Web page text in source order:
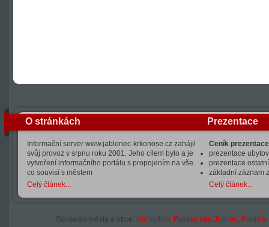
O stránkách
Informační server www.jablonec-krkonose.cz zahájil
svůj provoz v srpnu roku 2001. Jeho cílem bylo a je
vytvoření informačního portálu s propojením na vše
co souvisí s městem
Celý článek...
Prezentace
Ceník
prezentace
prezentace
základní záznam
Celý článek...
Sousední města a obce: Harrachov, Paseky nad Jizerou, Poniklá,